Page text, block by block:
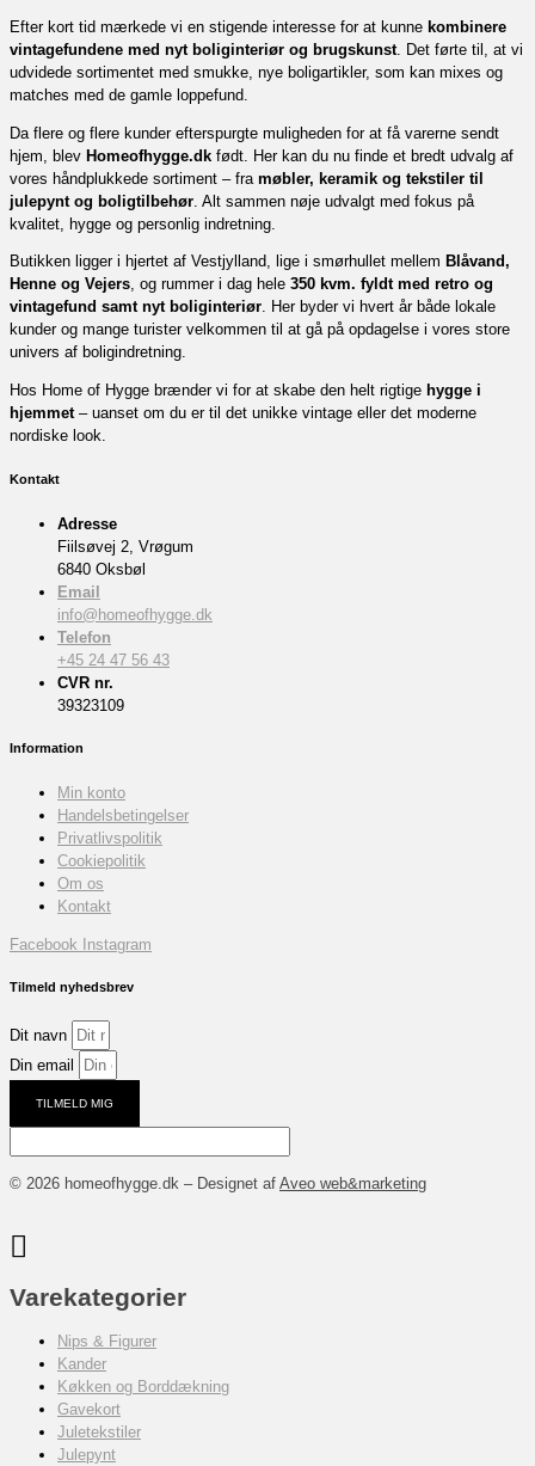
Efter kort tid mærkede vi en stigende interesse for at kunne kombinere
vintagefundene med nyt boliginteriør og brugskunst . Det førte til, at vi
udvidede sortimentet med smukke, nye boligartikler, som kan mixes og
matches med de gamle loppefund.
Da flere og flere kunder efterspurgte muligheden for at få varerne sendt
hjem, blev Homeofhygge.dk født. Her kan du nu finde et bredt udvalg af
vores håndplukkede sortiment – fra møbler, keramik og tekstiler til
julepynt og boligtilbehør . Alt sammen nøje udvalgt med fokus på
kvalitet, hygge og personlig indretning.
Butikken ligger i hjertet af Vestjylland, lige i smørhullet mellem Blåvand,
Henne og Vejers, og rummer i dag hele 350 kvm. fyldt med retro og
vintagefund samt nyt boliginteriør. Her byder vi hvert år både lokale
kunder og mange turister velkommen til at gå på opdagelse i vores store
univers af boligindretning.
Hos Home of Hygge brænder vi for at skabe den helt rigtige hygge i
hjemmet– uanset om du er til det unikke vintage eller det moderne
nordiske look.
Kontakt
Adresse
Fiilsøvej 2, Vrøgum
6840 Oksbøl
Email
info@homeofhygge.dk
Telefon
+45 24 47 56 43
CVR nr.
39323109
Information
Min konto
Handelsbetingelser
Privatlivspolitik
Cookiepolitik
Om os
Kontakt
Facebook Instagram
Tilmeld nyhedsbrev
Dit navn
Din email
TILMELD MIG
© 2026 homeofhygge.dk – Designet af Aveo web&marketing
Varekategorier
Nips & Figurer
Kander
Køkken og Borddækning
Gavekort
Juletekstiler
Julepynt